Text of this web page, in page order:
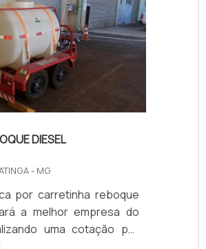
Solucoes conseguirá
comprometimento com
clientes.MAIS DETALHES
REBOQ...
DIESEL
- MG
por carretinha reboque
a melhor empresa do
uma cotação por